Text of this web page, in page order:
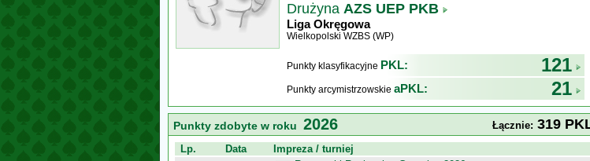
Drużyna AZS UEP PKB
Liga Okręgowa
Wielkopolski WZBS (WP)
Punkty klasyfikacyjne PKL: 121
Punkty arcymistrzowskie aPKL: 21
Punkty zdobyte w roku 2026 Łącznie: 319
Lp. Data Impreza / turniej